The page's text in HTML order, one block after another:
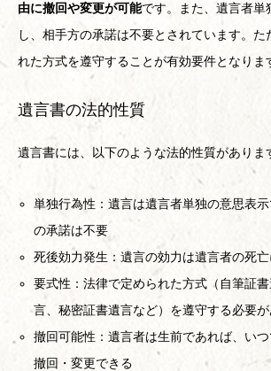
由に撤回や変更が可能です。また、遺言者単
し、相手方の承諾は不要とされています。た
れた方式を遵守することが有効要件となりま
遺言書の法的性質
遺言書には、以下のような法的性質がありま
単独行為性：遺言は遺言者単独の意思表
の承諾は不要
死後効力発生：遺言の効力は遺言者の死
要式性：法律で定められた方式（自筆証
言、秘密証書遺言など）を遵守する必要
撤回可能性：遺言者は生前であれば、い
撤回・変更できる